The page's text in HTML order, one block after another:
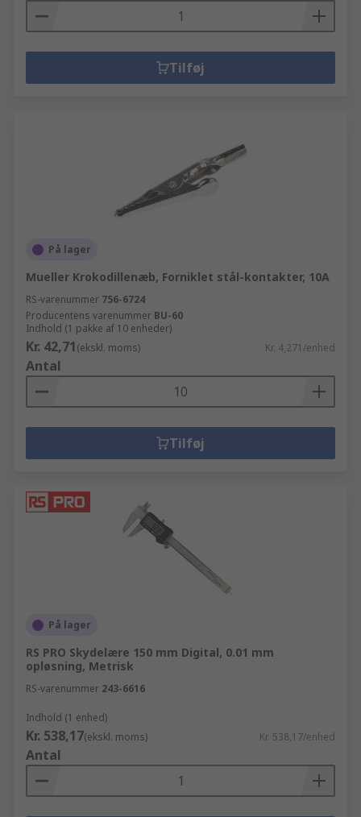
Tilføj
På lager
Mueller Krokodillenæb, Forniklet stål-kontakter, 10A
RS-varenummer 756-6724
Producentens varenummer BU-60
Indhold (1 pakke af 10 enheder)
Kr. 42,71(ekskl. moms) Kr. 4,271/enhed
Antal
Tilføj
På lager
RS PRO Skydelære 150 mm Digital, 0.01 mm
opløsning, Metrisk
RS-varenummer 243-6616
Indhold (1 enhed)
Kr. 538,17(ekskl. moms) Kr. 538,17/enhed
Antal